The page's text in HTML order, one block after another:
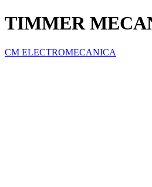
TIMMER
CM ELECTROMECANICA